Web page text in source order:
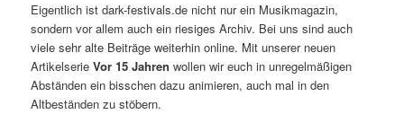
Eigentlich ist dark-festivals.de nicht nur ein Musikmagazin,
sondern vor allem auch ein riesiges Archiv. Bei uns sind auch
viele sehr alte Beiträge weiterhin online. Mit unserer neuen
ArtikelserieVor 15 Jahren wollen wir euch in unregelmäßigen
Abständen ein bisschen dazu animieren, auch mal in den
Altbeständen zu stöbern.